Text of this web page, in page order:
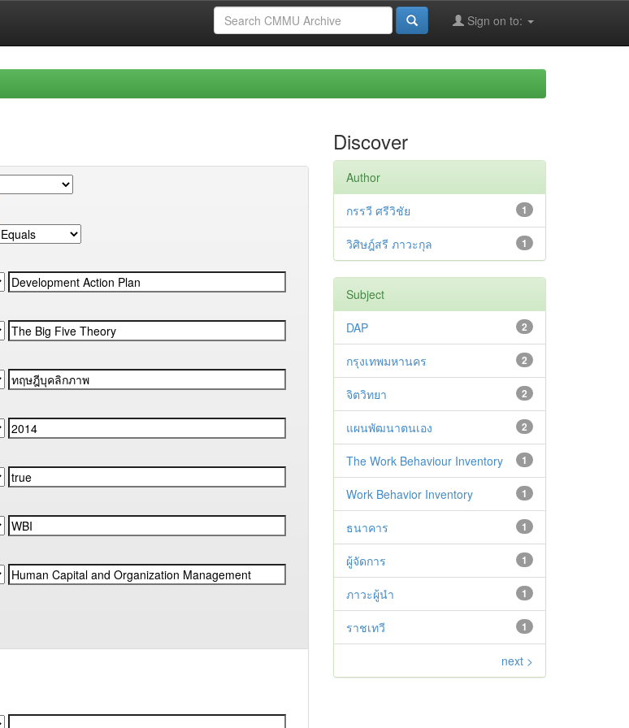
Sign on to:
Discover
Author
1
กรรวี ศรีวิชัย
1
วิศิษฎ์สรี ภาวะกุล
Subject
2
DAP
2
กรุงเทพมหานคร
2
จิตวิทยา
2
แผนพัฒนาตนเอง
1
The Work Behaviour Inventory
1
Work Behavior Inventory
1
ธนาคาร
1
ผู้จัดการ
1
ภาวะผู้นำ
1
ราชเทวี
next >